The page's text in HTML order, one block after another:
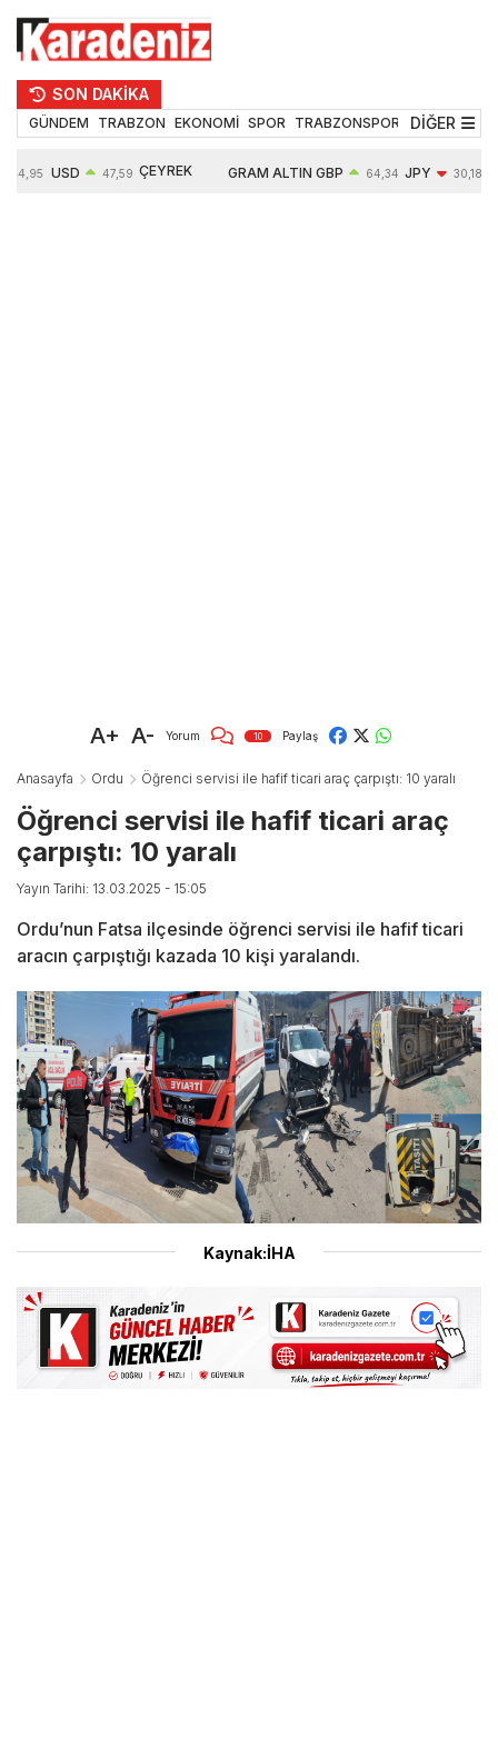
SON DAKİKA
GÜNDEM TRABZON EKONOMİ SPOR TRABZONSPOR TEKNOLOJİ
DİĞER
54,95 USD 47,59 ÇEYREK GRAM ALTIN GBP 64,34 JPY 30,18
A+ A- Yorum 10 Paylaş
Anasayfa Ordu Öğrenci servisi ile hafif ticari araç çarpıştı: 10 yaralı
Öğrenci servisi ile hafif ticari araç
çarpıştı: 10 yaralı
Yayın Tarihi: 13.03.2025 - 15:05
Ordu’nun Fatsa ilçesinde öğrenci servisi ile hafif ticari
aracın çarpıştığı kazada 10 kişi yaralandı.
Kaynak:İHA